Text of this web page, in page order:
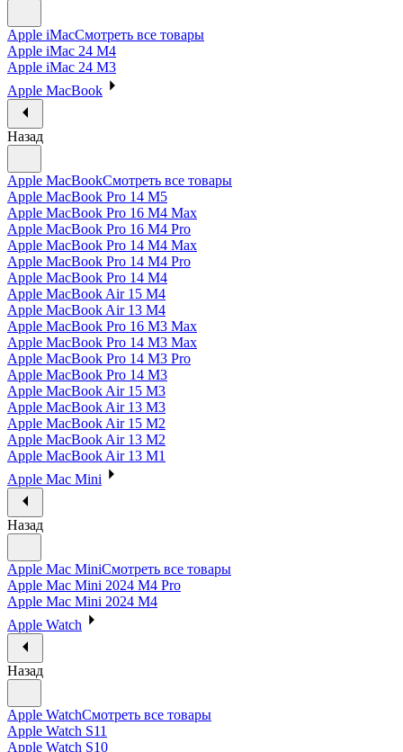
Apple iMacСмотреть все товары
Apple iMac 24 M4
Apple iMac 24 M3
Apple MacBook
Назад
Apple MacBookСмотреть все товары
Apple MacBook Pro 14 M5
Apple MacBook Pro 16 M4 Max
Apple MacBook Pro 16 M4 Pro
Apple MacBook Pro 14 M4 Max
Apple MacBook Pro 14 M4 Pro
Apple MacBook Pro 14 M4
Apple MacBook Air 15 M4
Apple MacBook Air 13 M4
Apple MacBook Pro 16 M3 Max
Apple MacBook Pro 14 M3 Max
Apple MacBook Pro 14 M3 Pro
Apple MacBook Pro 14 M3
Apple MacBook Air 15 M3
Apple MacBook Air 13 M3
Apple MacBook Air 15 M2
Apple MacBook Air 13 M2
Apple MacBook Air 13 M1
Apple Mac Mini
Назад
Apple Mac MiniСмотреть все товары
Apple Mac Mini 2024 M4 Pro
Apple Mac Mini 2024 M4
Apple Watch
Назад
Apple WatchСмотреть все товары
Apple Watch S11
Apple Watch S10